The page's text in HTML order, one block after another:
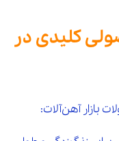
کلیدی در
بازار آهن‌آلات: